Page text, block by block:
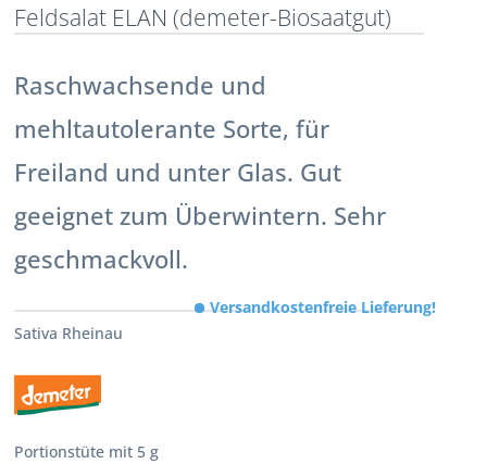
Feldsalat ELAN (demeter-Biosaatgut)
Raschwachsende und
mehltautolerante Sorte, für
Freiland und unter Glas. Gut
geeignet zum Überwintern. Sehr
geschmackvoll.
Sativa Rheinau
Portionstüte mit 5 g
Versandkostenfreie Lieferung!